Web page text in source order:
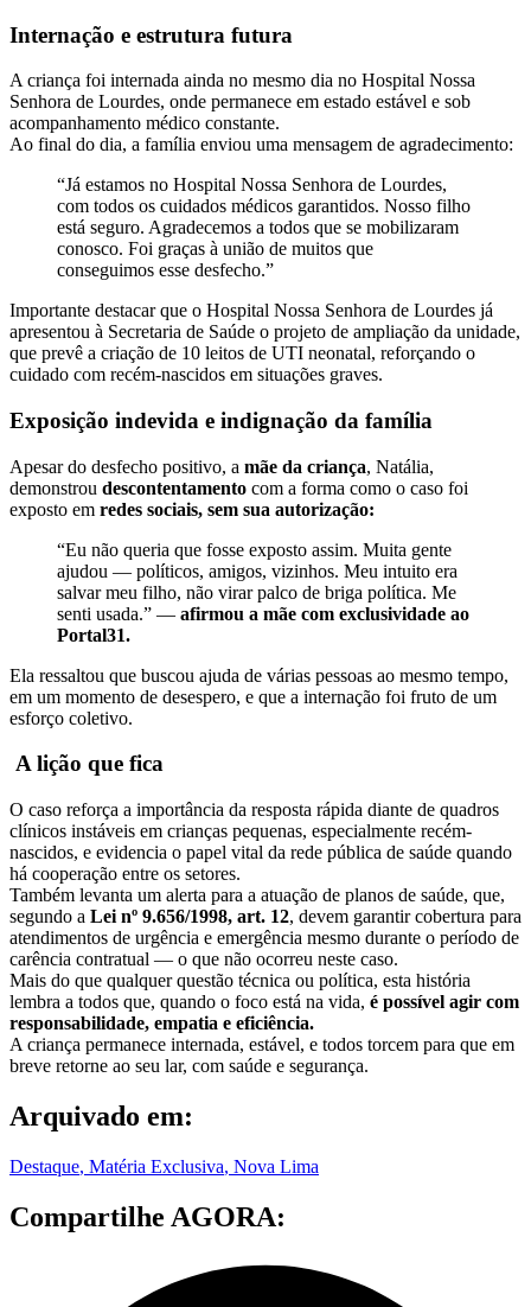
Internação e estrutura futura
A criança foi internada ainda no mesmo dia no Hospital Nossa
Senhora de Lourdes, onde permanece em estado estável e sob
acompanhamento médico constante.
Ao final do dia, a família enviou uma mensagem de agradecimento:
“Já estamos no Hospital Nossa Senhora de Lourdes,
com todos os cuidados médicos garantidos. Nosso filho
está seguro. Agradecemos a todos que se mobilizaram
conosco. Foi graças à união de muitos que
conseguimos esse desfecho.”
Importante destacar que o Hospital Nossa Senhora de Lourdes já
apresentou à Secretaria de Saúde o projeto de ampliação da unidade,
que prevê a criação de 10 leitos de UTI neonatal, reforçando o
cuidado com recém-nascidos em situações graves.
Exposição indevida e indignação da família
Apesar do desfecho positivo, a mãe da criança, Natália,
demonstrou descontentamento com a forma como o caso foi
exposto em redes sociais, sem sua autorização:
“Eu não queria que fosse exposto assim. Muita gente
ajudou — políticos, amigos, vizinhos. Meu intuito era
salvar meu filho, não virar palco de briga política. Me
senti usada.” — afirmou a mãe com exclusividade ao
Portal31.
Ela ressaltou que buscou ajuda de várias pessoas ao mesmo tempo,
em um momento de desespero, e que a internação foi fruto de um
esforço coletivo.
A lição que fica
O caso reforça a importância da resposta rápida diante de quadros
clínicos instáveis em crianças pequenas, especialmente recém-
nascidos, e evidencia o papel vital da rede pública de saúde quando
há cooperação entre os setores.
Também levanta um alerta para a atuação de planos de saúde, que,
segundo a Lei nº 9.656/1998, art. 12, devem garantir cobertura para
atendimentos de urgência e emergência mesmo durante o período de
carência contratual — o que não ocorreu neste caso.
Mais do que qualquer questão técnica ou política, esta história
lembra a todos que, quando o foco está na vida, é possível agir com
responsabilidade, empatia e eficiência.
A criança permanece internada, estável, e todos torcem para que em
breve retorne ao seu lar, com saúde e segurança.
Arquivado em:
Destaque, Matéria Exclusiva, Nova Lima
Compartilhe AGORA: